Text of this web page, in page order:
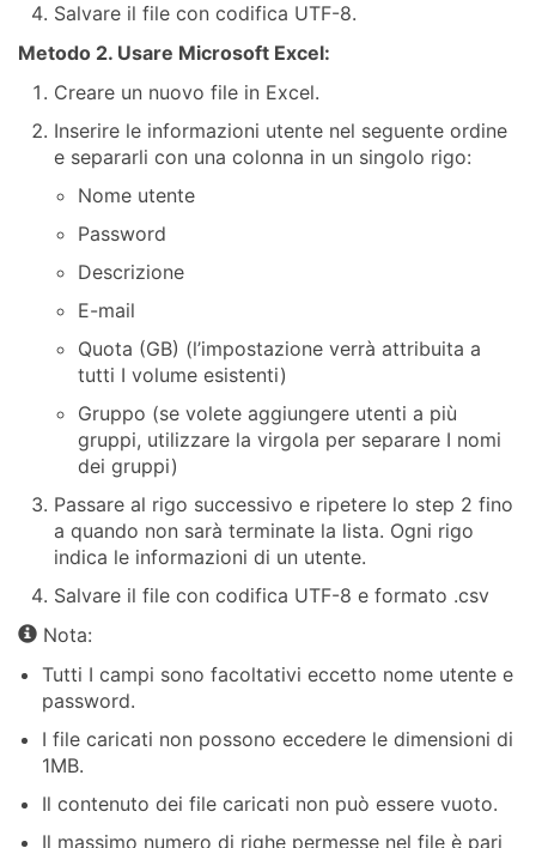
Salvare il file con codifica UTF-8.
Metodo 2. Usare Microsoft Excel:
Creare un nuovo file in Excel.
Inserire le informazioni utente nel seguente ordine
e separarli con una colonna in un singolo rigo:
Nome utente
Password
Descrizione
E-mail
Quota (GB) (l’impostazione verrà attribuita a
tutti I volume esistenti)
Gruppo (se volete aggiungere utenti a più
gruppi, utilizzare la virgola per separare I nomi
dei gruppi)
Passare al rigo successivo e ripetere lo step 2 fino
a quando non sarà terminate la lista. Ogni rigo
indica le informazioni di un utente.
Salvare il file con codifica UTF-8 e formato .csv
Nota:
Tutti I campi sono facoltativi eccetto nome utente e
password.
I file caricati non possono eccedere le dimensioni di
1MB.
Il contenuto dei file caricati non può essere vuoto.
Il massimo numero di righe permesse nel file è pari